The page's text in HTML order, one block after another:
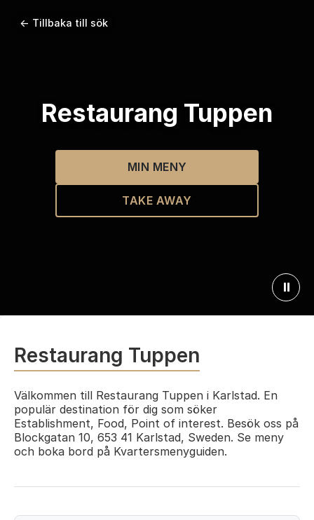
← Tillbaka till sök
Restaurang Tuppen
MIN MENY
TAKE AWAY
⏸
Restaurang Tuppen
Välkommen till Restaurang Tuppen i Karlstad. En
populär destination för dig som söker
Establishment, Food, Point of interest. Besök oss på
Blockgatan 10, 653 41 Karlstad, Sweden. Se meny
och boka bord på Kvartersmenyguiden.